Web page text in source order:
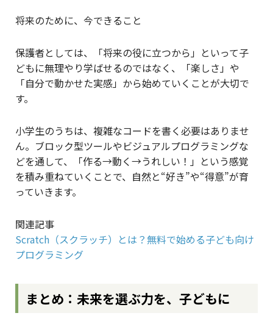
将来のために、今できること
保護者としては、「将来の役に立つから」といって子
どもに無理やり学ばせるのではなく、「楽しさ」や
「自分で動かせた実感」から始めていくことが大切で
す。
小学生のうちは、複雑なコードを書く必要はありませ
ん。ブロック型ツールやビジュアルプログラミングな
どを通して、「作る→動く→うれしい！」という感覚
を積み重ねていくことで、自然と“好き”や“得意”が育
っていきます。
関連記事
Scratch（スクラッチ）とは？無料で始める子ども向け
プログラミング
まとめ：未来を選ぶ力を、子どもに